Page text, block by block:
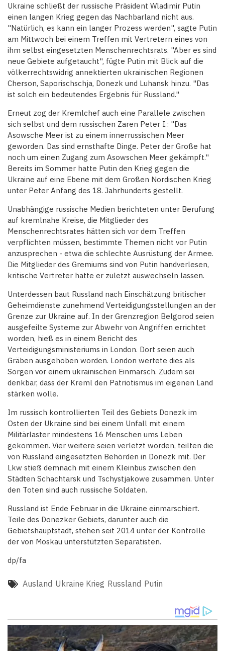
Ukraine schließt der russische Präsident Wladimir Putin
einen langen Krieg gegen das Nachbarland nicht aus.
"Natürlich, es kann ein langer Prozess werden", sagte Putin
am Mittwoch bei einem Treffen mit Vertretern eines von
ihm selbst eingesetzten Menschenrechtsrats. "Aber es sind
neue Gebiete aufgetaucht", fügte Putin mit Blick auf die
völkerrechtswidrig annektierten ukrainischen Regionen
Cherson, Saporischschja, Donezk und Luhansk hinzu. "Das
ist solch ein bedeutendes Ergebnis für Russland."
Erneut zog der Kremlchef auch eine Parallele zwischen
sich selbst und dem russischen Zaren Peter I.: "Das
Asowsche Meer ist zu einem innerrussischen Meer
geworden. Das sind ernsthafte Dinge. Peter der Große hat
noch um einen Zugang zum Asowschen Meer gekämpft."
Bereits im Sommer hatte Putin den Krieg gegen die
Ukraine auf eine Ebene mit dem Großen Nordischen Krieg
unter Peter Anfang des 18. Jahrhunderts gestellt.
Unabhängige russische Medien berichteten unter Berufung
auf kremlnahe Kreise, die Mitglieder des
Menschenrechtsrates hätten sich vor dem Treffen
verpflichten müssen, bestimmte Themen nicht vor Putin
anzusprechen - etwa die schlechte Ausrüstung der Armee.
Die Mitglieder des Gremiums sind von Putin handverlesen,
kritische Vertreter hatte er zuletzt auswechseln lassen.
Unterdessen baut Russland nach Einschätzung britischer
Geheimdienste zunehmend Verteidigungsstellungen an der
Grenze zur Ukraine auf. In der Grenzregion Belgorod seien
ausgefeilte Systeme zur Abwehr von Angriffen errichtet
worden, hieß es in einem Bericht des
Verteidigungsministeriums in London. Dort seien auch
Gräben ausgehoben worden. London wertete dies als
Sorgen vor einem ukrainischen Einmarsch. Zudem sei
denkbar, dass der Kreml den Patriotismus im eigenen Land
stärken wolle.
Im russisch kontrollierten Teil des Gebiets Donezk im
Osten der Ukraine sind bei einem Unfall mit einem
Militärlaster mindestens 16 Menschen ums Leben
gekommen. Vier weitere seien verletzt worden, teilten die
von Russland eingesetzten Behörden in Donezk mit. Der
Lkw stieß demnach mit einem Kleinbus zwischen den
Städten Schachtarsk und Tschystjakowe zusammen. Unter
den Toten sind auch russische Soldaten.
Russland ist Ende Februar in die Ukraine einmarschiert.
Teile des Donezker Gebiets, darunter auch die
Gebietshauptstadt, stehen seit 2014 unter der Kontrolle
der von Moskau unterstützten Separatisten.
dp/fa
Ausland Ukraine Krieg Russland Putin